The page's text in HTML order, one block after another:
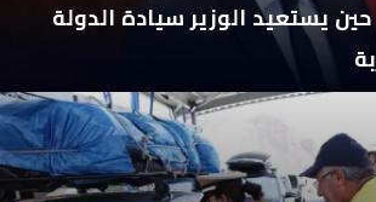
يستعيد الوزير سيادة الدولة